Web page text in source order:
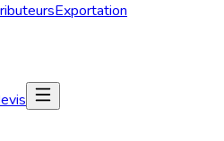
Exportation